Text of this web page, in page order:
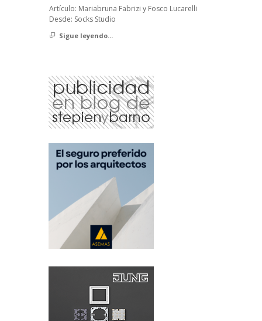
Artículo: Mariabruna Fabrizi y Fosco Lucarelli
Desde: Socks Studio
Sigue leyendo...